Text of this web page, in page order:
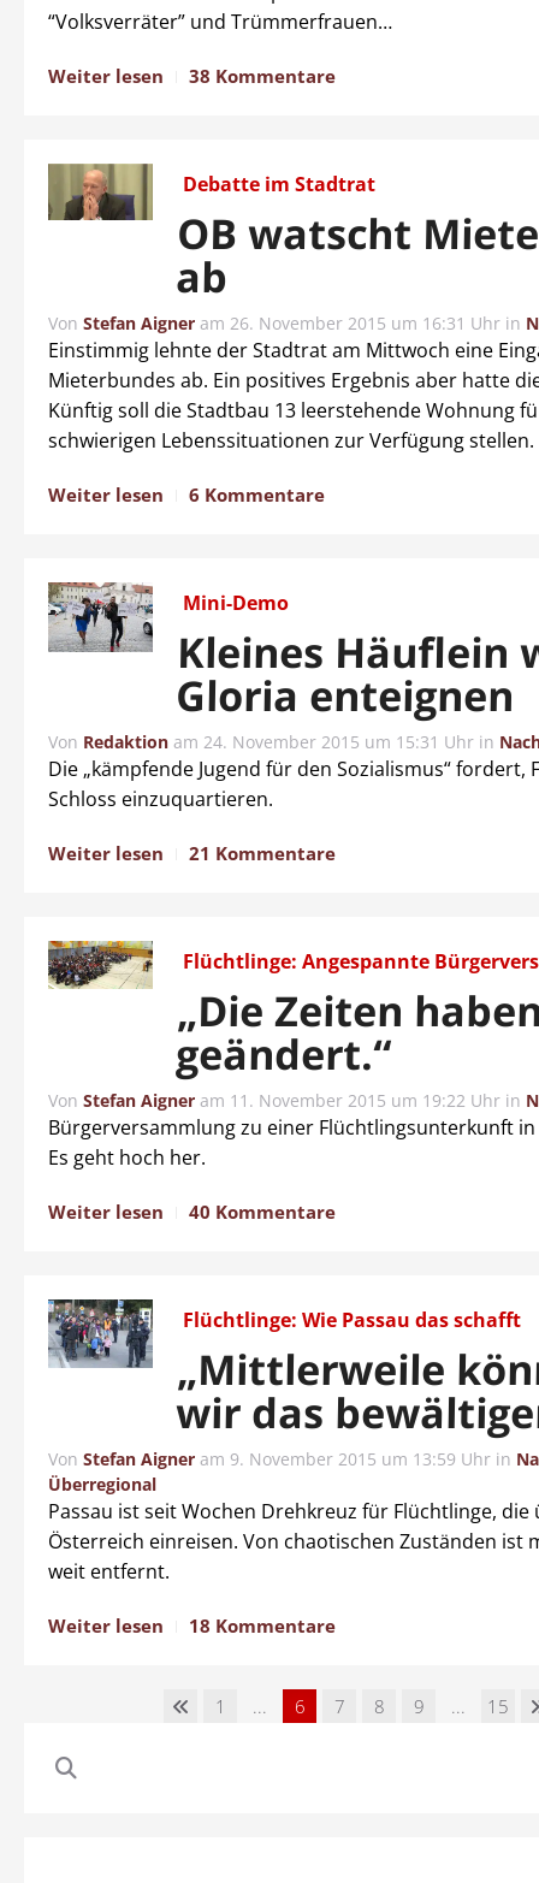
“Volksverräter” und Trümmerfrauen…
Weiter lesen 38 Kommentare
Debatte im Stadtrat
OB watscht
ab
Von Stefan Aigner am 26. November 2015 um 16:31 Uhr in
Einstimmig lehnte der Stadtrat am Mittwoch eine
Mieterbundes ab. Ein positives Ergebnis aber hatte
Künftig soll die Stadtbau 13 leerstehende Wohnung
schwierigen Lebenssituationen zur Verfügung stellen.
Weiter lesen 6 Kommentare
Mini-Demo
Kleines Häuflein
Gloria enteignen
Von Redaktion am 24. November 2015 um 15:31 Uhr in
Die „kämpfende Jugend für den Sozialismus“ fordert,
Schloss einzuquartieren.
Weiter lesen 21 Kommentare
Flüchtlinge: Angespannte
„Die Zeiten
geändert.“
Von Stefan Aigner am 11. November 2015 um 19:22 Uhr in
Bürgerversammlung zu einer Flüchtlingsunterkunft in
Es geht hoch her.
Weiter lesen 40 Kommentare
Flüchtlinge: Wie Passau das schafft
„Mittlerweile
wir das
Von Stefan Aigner am 9. November 2015 um 13:59 Uhr in
Überregional
Passau ist seit Wochen Drehkreuz für Flüchtlinge, die
Österreich einreisen. Von chaotischen Zuständen ist
weit entfernt.
Weiter lesen 18 Kommentare
1 ... 6 7 8 9 ... 15